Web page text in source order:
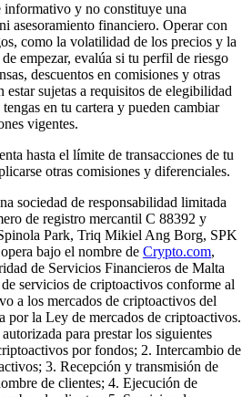
informativo y no constituye una
asesoramiento financiero. Operar con
como la volatilidad de los precios y la
empezar, evalúa si tu perfil de riesgo
descuentos en comisiones y otras
estar sujetas a requisitos de elegibilidad
en tu cartera y pueden cambiar
vigentes.
hasta el límite de transacciones de tu
otras comisiones y diferenciales.
sociedad de responsabilidad limitada
de registro mercantil C 88392 y
Park, Triq Mikiel Ang Borg, SPK
bajo el nombre de Crypto.com,
de Servicios Financieros de Malta
servicios de criptoactivos conforme al
a los mercados de criptoactivos del
por la Ley de mercados de criptoactivos.
para prestar los siguientes
por fondos; 2. Intercambio de
3. Recepción y transmisión de
de clientes; 4. Ejecución de